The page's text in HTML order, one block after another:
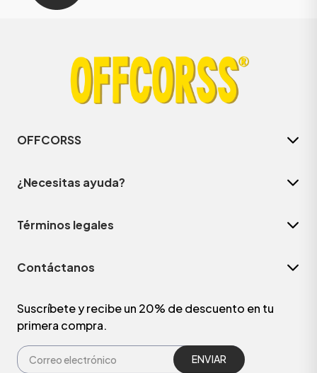
OFFCORSS
¿Necesitas ayuda?
Términos legales
Contáctanos
Suscríbete y recibe un 20% de descuento en tu
primera compra.
ENVIAR